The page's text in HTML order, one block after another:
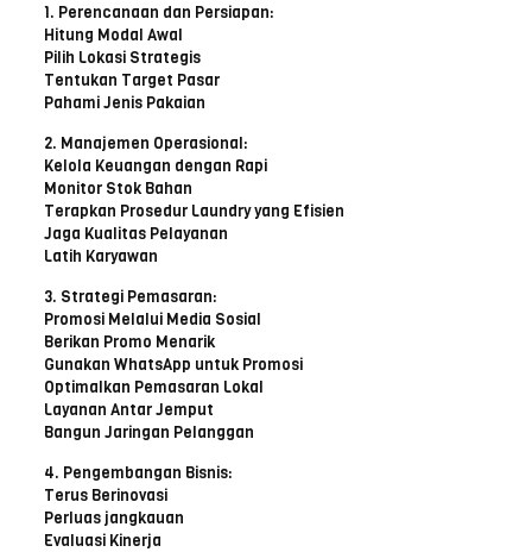
1. Perencanaan dan Persiapan:
Hitung Modal Awal
Pilih Lokasi Strategis
Tentukan Target Pasar
Pahami Jenis Pakaian
2. Manajemen Operasional:
Kelola Keuangan dengan Rapi
Monitor Stok Bahan
Terapkan Prosedur Laundry yang Efisien
Jaga Kualitas Pelayanan
Latih Karyawan
3. Strategi Pemasaran:
Promosi Melalui Media Sosial
Berikan Promo Menarik
Gunakan WhatsApp untuk Promosi
Optimalkan Pemasaran Lokal
Layanan Antar Jemput
Bangun Jaringan Pelanggan
4. Pengembangan Bisnis:
Terus Berinovasi
Perluas jangkauan
Evaluasi Kinerja